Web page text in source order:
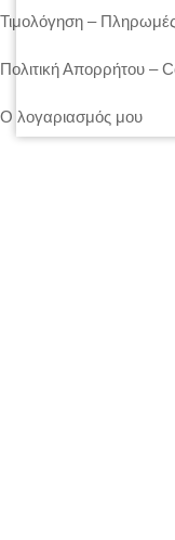
Τιμολόγηση –
Πολιτική Απορρήτου –
Ο λογαριασμός μου